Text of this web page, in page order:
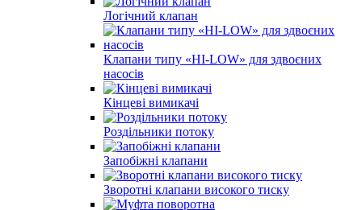
Логічний клапан
Клапани типу «HI-LOW» для здвоєних
насосів
Кінцеві вимикачі
Роздільники потоку
Запобіжні клапани
Зворотні клапани високого тиску